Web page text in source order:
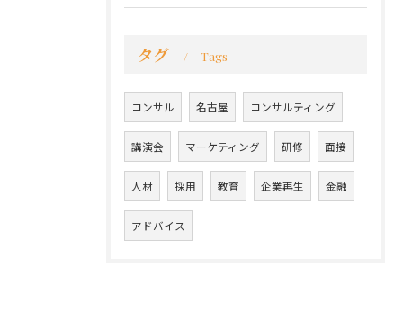
タグ Tags
コンサル 名古屋 コンサルティング
講演会 マーケティング 研修 面接
人材 採用 教育 企業再生 金融
アドバイス